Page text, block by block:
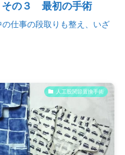
の３ 最初の手術
仕事の段取りも整え、いざ
人工股関節置換手術